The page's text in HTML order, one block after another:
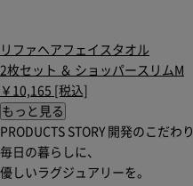
リファヘアフェイスタオル
2枚セット ＆ ショッパースリムM
￥10,165 [税込]
もっと見る
PRODUCTS STORY 開発のこだわり
毎日の暮らしに、
優しいラグジュアリーを。